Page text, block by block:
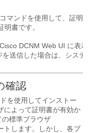
コマンドを使用して、証明
書です。
DCNM Web UI に表
送信した場合は、システ
確認
を使用してインストー
によって証明書が有効か
標準ブラウザ
トします。しかし、各ブ